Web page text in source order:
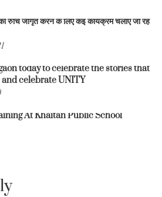
की रुचि जागृत करने के लिए कई कार्यक्रम चलाए जा रहे
today to celebrate the stories that
celebrate UNITY
At Khaitan Public School